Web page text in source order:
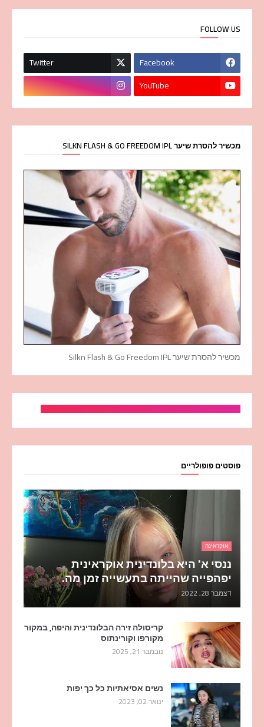
FOLLOW US
Facebook
Twitter
YouTube
מכשיר להסרת שיער SILKN FLASH & GO FREEDOM IPL
מכשיר להסרת שיער Silkn Flash & Go Freedom IPL
פוסטים פופולריים
אוקראינה
ננסי א' היא בלונדינית אוקראינית
יפהפייה שהייתה בתעשייה זמן מה.
דצמבר 28, 2022
קריסולה זירה הבלונדינית והיפה, במקור
מקורפו וקורינתוס
נובמבר 21, 2025
נשים אסיאתיות כל כך יפות
ינואר 02, 2023